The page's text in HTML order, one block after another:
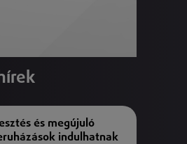
és megújuló
indulhatnak